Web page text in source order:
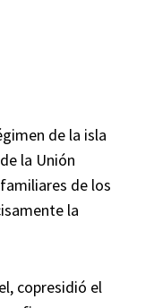
de la isla
la Unión
de los
la
copresidió el